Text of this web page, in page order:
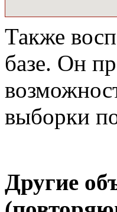
Также
базе. Он
выборки
Другие